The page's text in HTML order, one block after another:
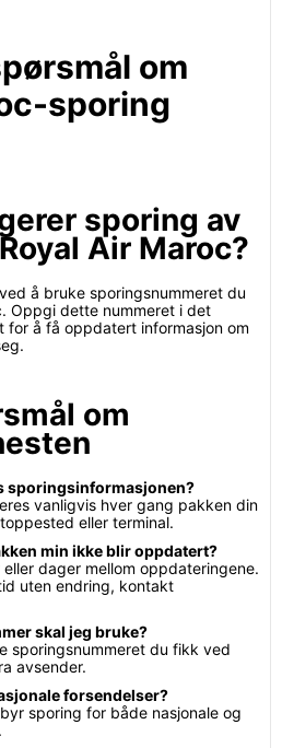
om
sporing
sporing av
Air Maroc?
å bruke sporingsnummeret du
Oppgi dette nummeret i det
for å få oppdatert informasjon om
om
sporingsinformasjonen?
vanligvis hver gang pakken din
eller terminal.
min ikke blir oppdatert?
dager mellom oppdateringene.
uten endring, kontakt
skal jeg bruke?
sporingsnummeret du fikk ved
avsender.
forsendelser?
sporing for både nasjonale og